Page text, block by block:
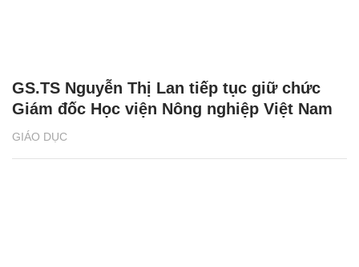
GIÁO DỤC
GS.TS Nguyễn Thị Lan tiếp tục giữ chức
Giám đốc Học viện Nông nghiệp Việt Nam